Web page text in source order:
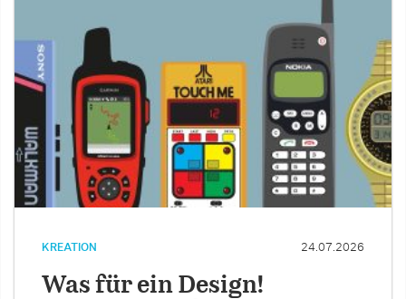
KREATION 24.07.2026
Was für ein Design!